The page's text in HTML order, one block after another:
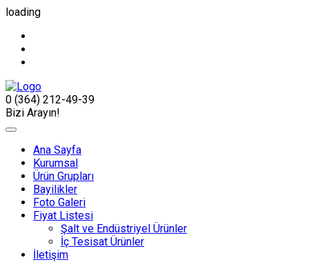
loading
0 (364) 212-49-39
Bizi Arayın!
Ana Sayfa
Kurumsal
Ürün Grupları
Bayilikler
Foto Galeri
Fiyat Listesi
Şalt ve Endüstriyel Ürünler
İç Tesisat Ürünler
İletişim